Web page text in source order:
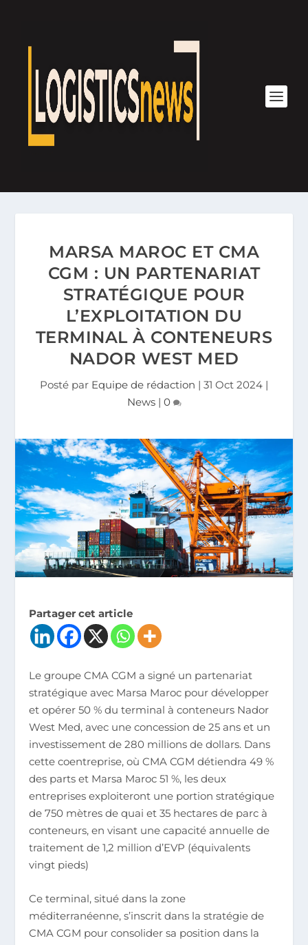
MARSA MAROC ET CMA
CGM : UN PARTENARIAT
STRATÉGIQUE POUR
L’EXPLOITATION DU
TERMINAL À CONTENEURS
NADOR WEST MED
Posté par Equipe de rédaction | 31 Oct 2024 |
News| 0
Partager cet article
Le groupe CMA CGM a signé un partenariat
stratégique avec Marsa Maroc pour développer
et opérer 50 % du terminal à conteneurs Nador
West Med, avec une concession de 25 ans et un
investissement de 280 millions de dollars. Dans
cette coentreprise, où CMA CGM détiendra 49 %
des parts et Marsa Maroc 51 %, les deux
entreprises exploiteront une portion stratégique
de 750 mètres de quai et 35 hectares de parc à
conteneurs, en visant une capacité annuelle de
traitement de 1,2 million d’EVP (équivalents
vingt pieds)​
Ce terminal, situé dans la zone
méditerranéenne, s’inscrit dans la stratégie de
CMA CGM pour consolider sa position dans la